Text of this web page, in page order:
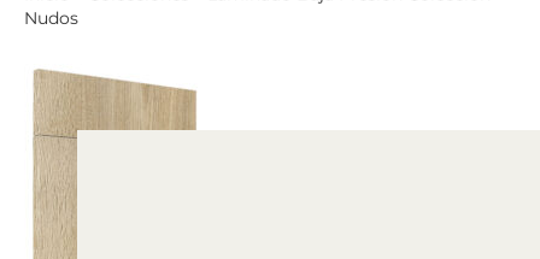
Nudos